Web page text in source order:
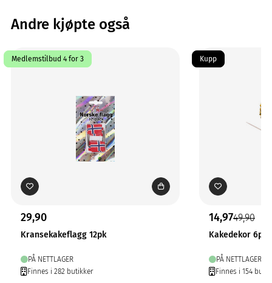
Andre kjøpte også
Medlemstilbud 4 for 3
29,90
Kransekakeflagg 12pk
PÅ NETTLAGER
Finnes i 282 butikker
Kupp
14,9749,90
Kakedekor 6pk
PÅ NETTLAGER
Finnes i 154